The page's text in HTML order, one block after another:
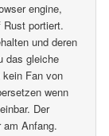
engine,
Rust portiert.
und deren
das gleiche
Fan von
wenn
Der
am Anfang.